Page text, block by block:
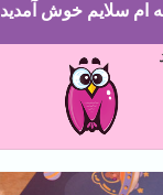
ام سلایم خوش آمدید